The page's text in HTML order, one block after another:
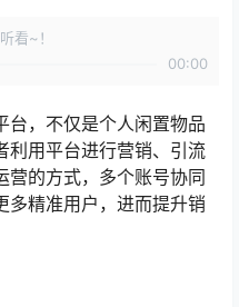
看~！
00:00
台，不仅是个人闲置物品
利用平台进行营销、引流
营的方式，多个账号协同
多精准用户，进而提升销